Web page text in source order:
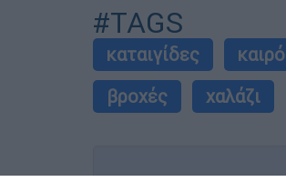
#TAGS
καταιγίδες
βροχές
χαλάζι